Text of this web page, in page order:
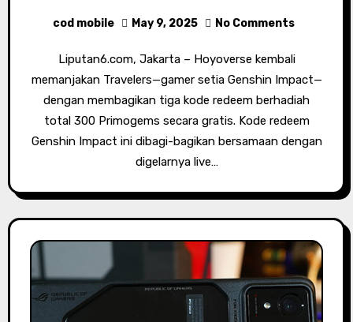
cod mobile May 9, 2025 No Comments
Liputan6.com, Jakarta – Hoyoverse kembali
memanjakan Travelers—gamer setia Genshin Impact—
dengan membagikan tiga kode redeem berhadiah
total 300 Primogems secara gratis. Kode redeem
Genshin Impact ini dibagi-bagikan bersamaan dengan
digelarnya live…